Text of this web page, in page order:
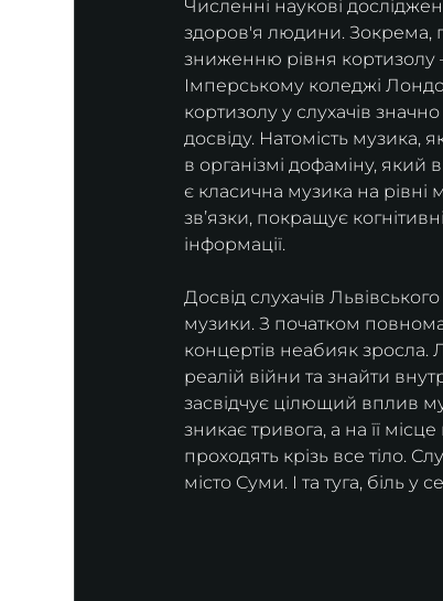
Численні наукові
здоров'я людини. Зокрема,
зниженню рівня кортизолу
Імперському коледжі
кортизолу у слухачів
досвіду. Натомість музика,
в організмі дофаміну, який
є класична музика на рівні
звʼязки, покращує
інформації.
Досвід слухачів
музики. З початком
концертів неабияк зросла.
реалій війни та знайти
засвідчує цілющий вплив
зникає тривога, а на її
проходять крізь все тіло.
місто Суми. І та туга, біль у